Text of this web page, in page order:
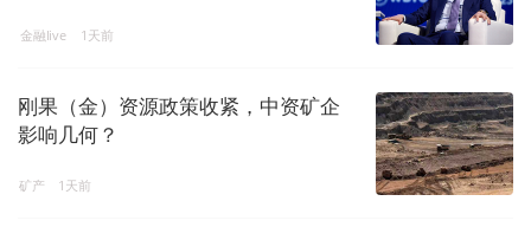
金融live 1天前
刚果（金）资源政策收紧，中资矿企
影响几何？
矿产 1天前